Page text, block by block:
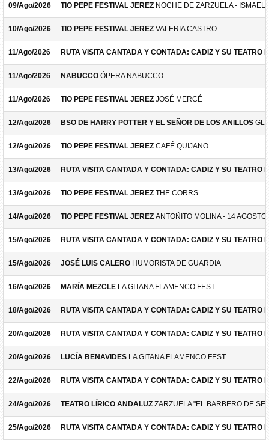
09/Ago/2026 TIO PEPE FESTIVAL JEREZ NOCHE DE ZARZUELA -
10/Ago/2026 TIO PEPE FESTIVAL JEREZ VALERIA CASTRO
11/Ago/2026 RUTA VISITA CANTADA Y CONTADA: CADIZ Y SU TEATRO
11/Ago/2026 NABUCCO ÓPERA NABUCCO
11/Ago/2026 TIO PEPE FESTIVAL JEREZ JOSÉ MERCÉ
12/Ago/2026 BSO DE HARRY POTTER Y EL SEÑOR DE LOS ANILLOS
12/Ago/2026 TIO PEPE FESTIVAL JEREZ CAFÉ QUIJANO
13/Ago/2026 RUTA VISITA CANTADA Y CONTADA: CADIZ Y SU TEATRO
13/Ago/2026 TIO PEPE FESTIVAL JEREZ THE CORRS
14/Ago/2026 TIO PEPE FESTIVAL JEREZ ANTOÑITO MOLINA - 14 AGOSTO
15/Ago/2026 RUTA VISITA CANTADA Y CONTADA: CADIZ Y SU TEATRO
15/Ago/2026 JOSÉ LUIS CALERO HUMORISTA DE GUARDIA
16/Ago/2026 MARÍA MEZCLE LA GITANA FLAMENCO FEST
18/Ago/2026 RUTA VISITA CANTADA Y CONTADA: CADIZ Y SU TEATRO
20/Ago/2026 RUTA VISITA CANTADA Y CONTADA: CADIZ Y SU TEATRO
20/Ago/2026 LUCÍA BENAVIDES LA GITANA FLAMENCO FEST
22/Ago/2026 RUTA VISITA CANTADA Y CONTADA: CADIZ Y SU TEATRO
24/Ago/2026 TEATRO LÍRICO ANDALUZ ZARZUELA "EL BARBERO DE
25/Ago/2026 RUTA VISITA CANTADA Y CONTADA: CADIZ Y SU TEATRO